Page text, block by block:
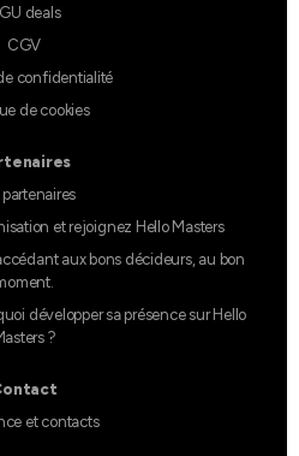
deals
CGV
confidentialité
de cookies
partenaires
et rejoignez Hello Masters
aux bons décideurs, au bon
développer sa présence sur Hello
?
et contacts